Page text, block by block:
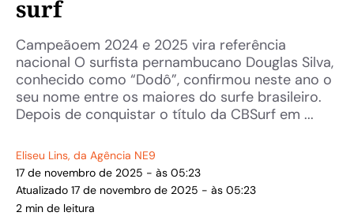
surf
Campeãoem 2024 e 2025 vira referência
nacional O surfista pernambucano Douglas Silva,
conhecido como “Dodô”, confirmou neste ano o
seu nome entre os maiores do surfe brasileiro.
Depois de conquistar o título da CBSurf em ...
Eliseu Lins, da Agência NE9
17 de novembro de 2025 - às 05:23
Atualizado 17 de novembro de 2025 - às 05:23
2 min de leitura